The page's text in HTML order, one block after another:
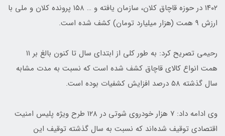
۱۴۰۲ در حوزه قاچاق کلان، سازمان یافته و … ۱۵۸ پرونده کلان و ملی با
ارزش ۹ همت (هزار میلیارد تومان) کشف شده است.
رحیمی تصریح کرد: به طور کلی از ابتدای سال تا کنون بالغ بر ۱۱
همت انواع کالای قاچاق کشف شده است که نسبت به مدت مشابه
سال گذشته ۵۸ درصد افزایش کشفیات بوده است.
وی ادامه داد: ۷ هزار خودروی شوتی در ۱۲۸ طرح ویژه پلیس امنیت
اقتصادی توقیف شده‌اند که نسبت به سال گذشته توقیف این